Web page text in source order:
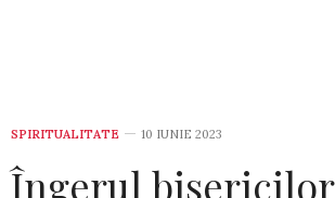
SPIRITUALITATE 10 IUNIE 2023
Îngerul bisericilor